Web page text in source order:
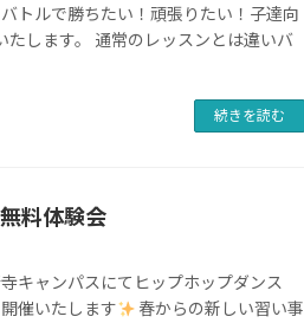
トルで勝ちたい！頑張りたい！子達向
たします。 通常のレッスンとは違いバ
続きを読む
料体験会
キャンパスにてヒップホップダンス
催いたします
春からの新しい習い事